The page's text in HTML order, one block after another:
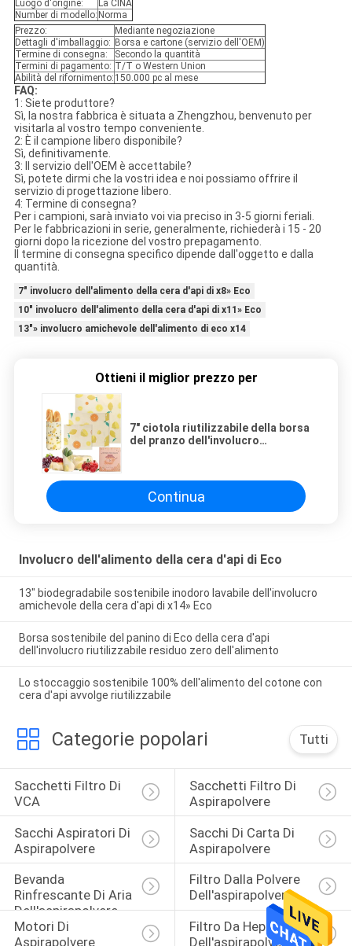
Luogo d'origine:
La CINA
Number di modello: Norma
Prezzo:
Mediante negoziazione
Dettagli d'imballaggio: Borsa e cartone (servizio dell'OEM)
Termine di consegna:
Secondo la quantità
Termini di pagamento: T/T o Western Union
Abilità del rifornimento: 150.000 pc al mese
FAQ:
1: Siete produttore?
Sì, la nostra fabbrica è situata a Zhengzhou, benvenuto per
visitarla al vostro tempo conveniente.
2: È il campione libero disponibile?
Sì, definitivamente.
3: Il servizio dell'OEM è accettabile?
Sì, potete dirmi che la vostri idea e noi possiamo offrire il
servizio di progettazione libero.
4: Termine di consegna?
Per i campioni, sarà inviato voi via preciso in 3-5 giorni feriali.
Per le fabbricazioni in serie, generalmente, richiederà i 15 - 20
giorni dopo la ricezione del vostro prepagamento.
Il termine di consegna specifico dipende dall'oggetto e dalla
quantità.
7" involucro dell'alimento della cera d'api di x8» Eco
10" involucro dell'alimento della cera d'api di x11» Eco
13"» involucro amichevole dell'alimento di eco x14
Ottieni il miglior prezzo per
7" ciotola riutilizzabile della borsa
del pranzo dell'involucro
frutta
Continua
Involucro dell'alimento della cera d'api di Eco
13" biodegradabile sostenibile inodoro lavabile dell'involucro
amichevole della cera d'api di x14» Eco
Borsa sostenibile del panino di Eco della cera d'api
dell'involucro riutilizzabile residuo zero dell'alimento
Lo stoccaggio sostenibile 100% dell'alimento del cotone con
cera d'api avvolge riutilizzabile
Categorie popolari Tutti
Sacchetti Filtro Di
VCA
Sacchetti Filtro Di
Aspirapolvere
Sacchi Aspiratori Di
Aspirapolvere
Sacchi Di Carta Di
Aspirapolvere
Bevanda
Rinfrescante Di Aria
Dell'aspirapolvere
Filtro Dalla Polvere
Dell'aspirapolvere
Motori Di
Aspirapolvere
Filtro Da Hepa
Dell'aspirapolvere